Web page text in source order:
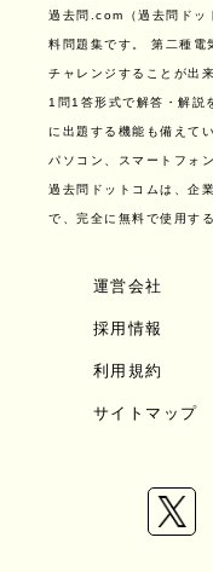
過去問.com（過去問ドッ
料問題集です。 第二種電
チャレンジすることが出来
1問1答形式で解答・解説
に出題する機能も備えてい
パソコン、スマートフォ
過去問ドットコムは、企
で、完全に無料で使用す
運営会社
採用情報
利用規約
サイトマップ